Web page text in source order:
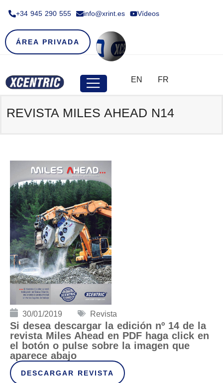
+34 945 290 555​ info@xrint.es Vídeos
ÁREA PRIVADA
EN FR
REVISTA MILES AHEAD N14
30/01/2019 Revista
Si desea descargar la edición nº 14 de la
revista Miles Ahead en PDF haga click en
el botón o pulse sobre la imagen que
aparece abajo
DESCARGAR REVISTA